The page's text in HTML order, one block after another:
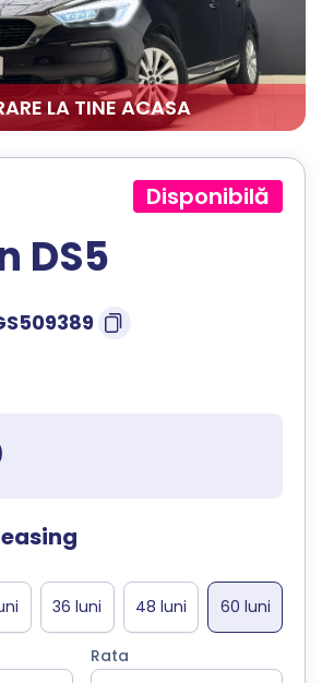
LA TINE ACASA
Disponibilă
DS5
Rata